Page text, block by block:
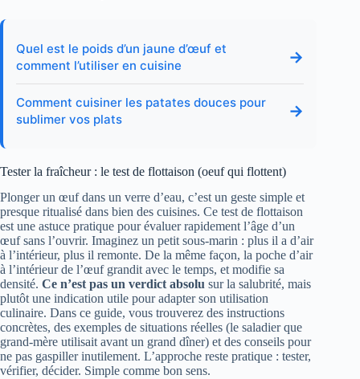
Quel est le poids d’un jaune d’œuf et
comment l’utiliser en cuisine
→
Comment cuisiner les patates douces pour
sublimer vos plats
→
Tester la fraîcheur : le test de flottaison (oeuf qui flottent)
Plonger un œuf dans un verre d’eau, c’est un geste simple et
presque ritualisé dans bien des cuisines. Ce test de flottaison
est une astuce pratique pour évaluer rapidement l’âge d’un
œuf sans l’ouvrir. Imaginez un petit sous-marin : plus il a d’air
à l’intérieur, plus il remonte. De la même façon, la poche d’air
à l’intérieur de l’œuf grandit avec le temps, et modifie sa
densité. Ce n’est pas un verdict absolu sur la salubrité, mais
plutôt une indication utile pour adapter son utilisation
culinaire. Dans ce guide, vous trouverez des instructions
concrètes, des exemples de situations réelles (le saladier que
grand-mère utilisait avant un grand dîner) et des conseils pour
ne pas gaspiller inutilement. L’approche reste pratique : tester,
vérifier, décider. Simple comme bon sens.